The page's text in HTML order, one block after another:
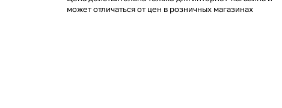
может отличаться от цен в розничных магазинах